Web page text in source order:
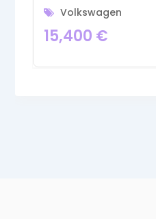
Volkswagen
15,400 €